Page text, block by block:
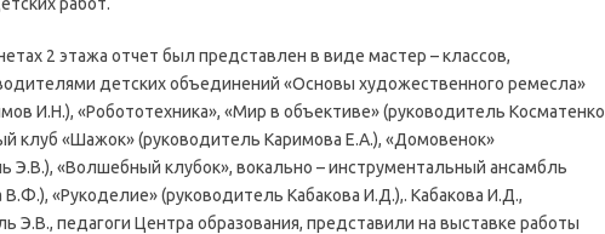
2 этажа отчет был представлен в виде мастер – классов,
детских объединений «Основы художественного ремесла»
И.Н.), «Робототехника», «Мир в объективе» (руководитель Косматенко
клуб «Шажок» (руководитель Каримова Е.А.), «Домовенок»
Э.В.), «Волшебный клубок», вокально – инструментальный ансамбль
«Рукоделие» (руководитель Кабакова И.Д.),. Кабакова И.Д.,
Э.В., педагоги Центра образования, представили на выставке работы